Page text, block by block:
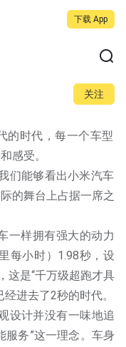
下载 App
关注
的时代，每一个车型
感受。
们能够看出小米汽车
的舞台上占据一席之
一样拥有强大的动力
每小时）1.98秒，设
这是“千万级超跑才具
进去了2秒的时代。
设计并没有一味地追
服务”这一理念。车身